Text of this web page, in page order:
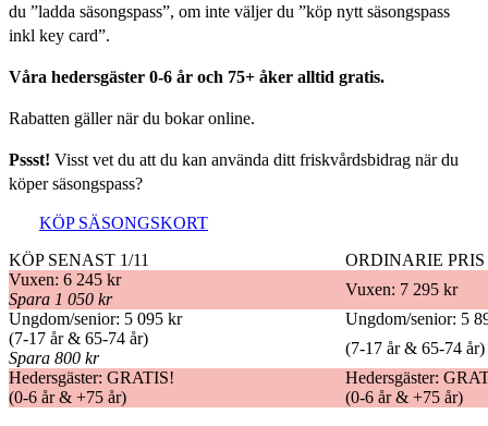
du ”ladda säsongspass”, om inte väljer du ”köp nytt säsongspass
inkl key card”.
Våra hedersgäster 0-6 år och 75+ åker alltid gratis.
Rabatten gäller när du bokar online.
Pssst! Visst vet du att du kan använda ditt friskvårdsbidrag när du
köper säsongspass?
KÖP SÄSONGSKORT
KÖP SENAST 1/11
ORDINARIE PRIS
Vuxen: 6 245 kr
Spara 1 050 kr
Vuxen: 7 295 kr
Ungdom/senior: 5 095 kr
Ungdom/senior: 5
(7-17 år & 65-74 år)
Spara 800 kr
(7-17 år & 65-74 år)
Hedersgäster: GRATIS!
Hedersgäster:
(0-6 år & +75 år)
(0-6 år & +75 år)